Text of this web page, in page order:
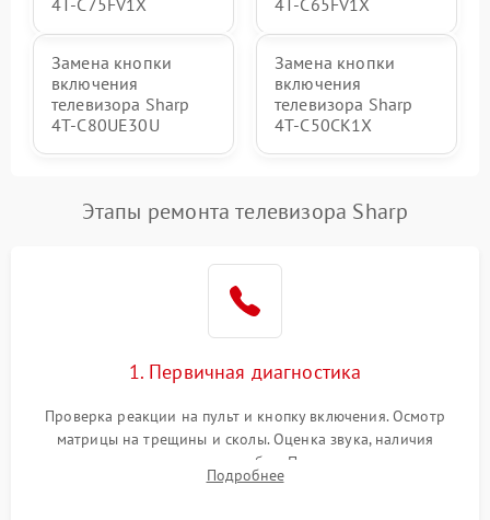
Замена кнопки
включения
телевизора Sharp
4T-C80UE30U
Замена кнопки
включения
телевизора Sharp
4T-C50CK1X
Этапы ремонта телевизора Sharp
1. Первичная диагностика
Проверка реакции на пульт и кнопку включения. Осмотр
матрицы на трещины и сколы. Оценка звука, наличия
подсветки и индикаторов ошибок. Подключение тестовых
источников сигнала для выявления симптомов поломки.
Подробнее